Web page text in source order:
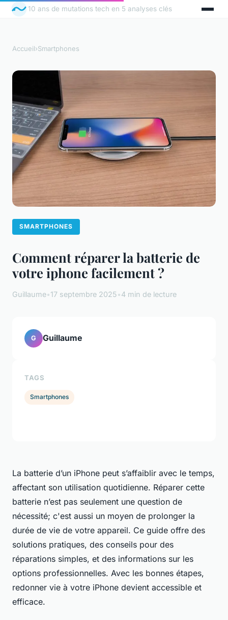
10 ans de mutations tech en 5 analyses clés
Accueil›Smartphones
SMARTPHONES
Comment réparer la batterie de
votre iphone facilement ?
Guillaume•17 septembre 2025•4 min de lecture
La batterie d’un iPhone peut s’affaiblir avec le temps,
affectant son utilisation quotidienne. Réparer cette
batterie n’est pas seulement une question de
nécessité; c'est aussi un moyen de prolonger la
durée de vie de votre appareil. Ce guide offre des
solutions pratiques, des conseils pour des
réparations simples, et des informations sur les
options professionnelles. Avec les bonnes étapes,
redonner vie à votre iPhone devient accessible et
efficace.
G Guillaume
TAGS
Smartphones